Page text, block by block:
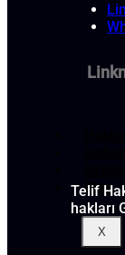
Blog
X
Telif
hakları